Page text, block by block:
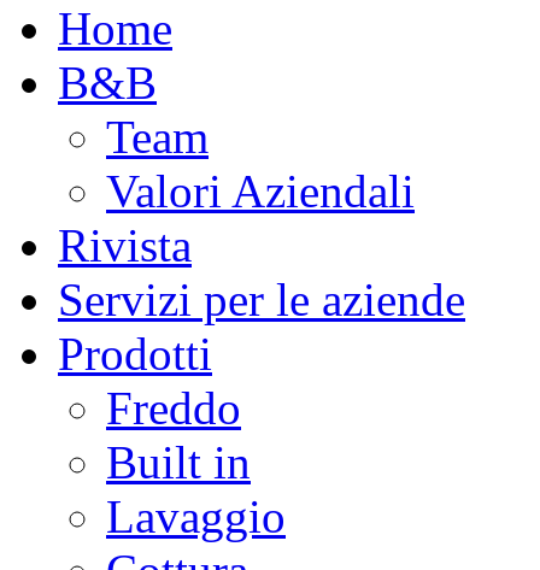
Home
B&B
Team
Valori Aziendali
Rivista
Servizi per le aziende
Prodotti
Freddo
Built in
Lavaggio